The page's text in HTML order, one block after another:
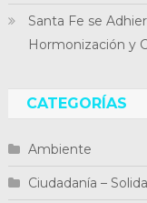
Santa Fe se
Hormonización y
CATEGORÍAS
Ambiente
Ciudadanía –